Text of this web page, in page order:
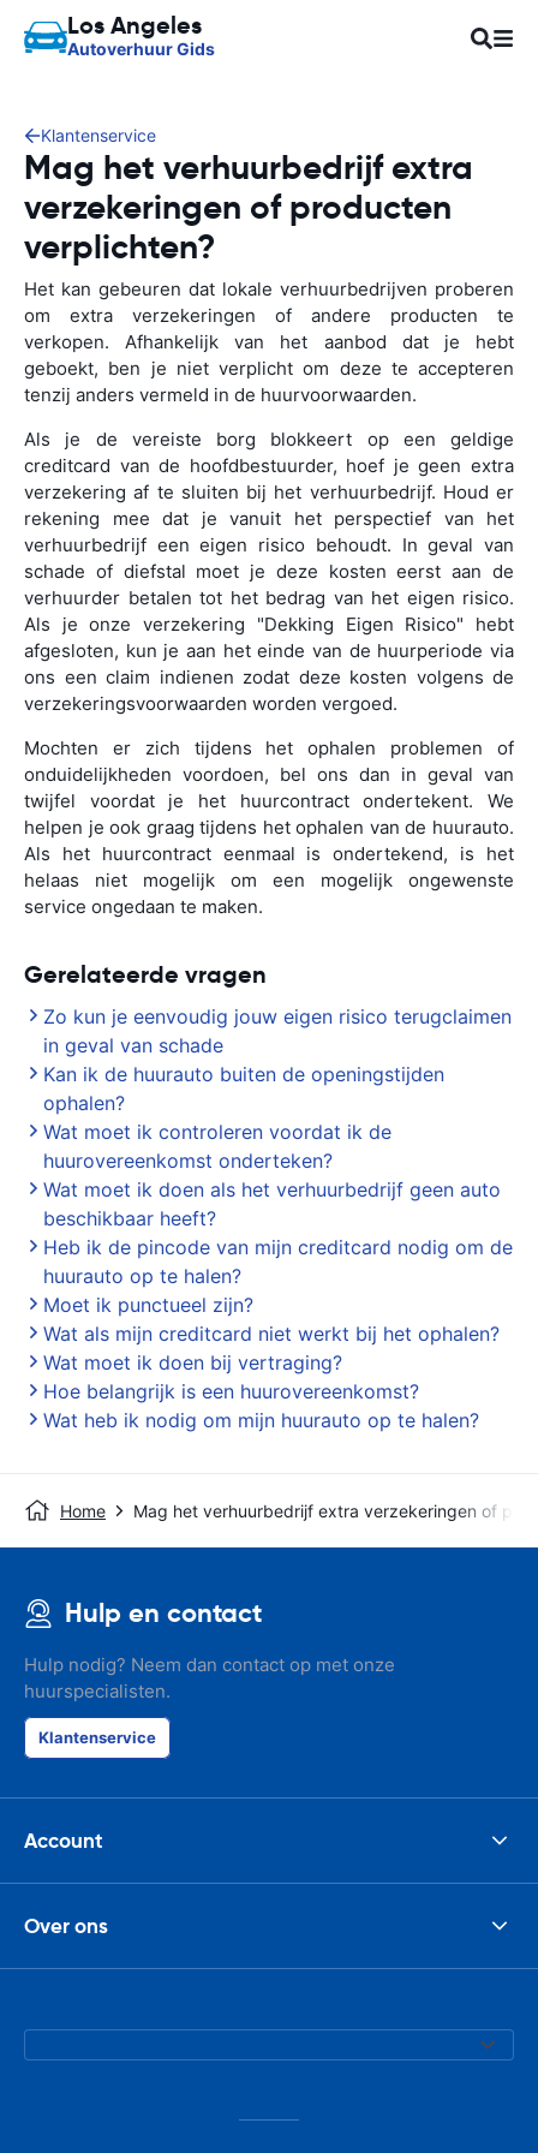
Los Angeles
Autoverhuur Gids
Klantenservice
Mag het verhuurbedrijf extra
verzekeringen of producten
verplichten?
Het kan gebeuren dat lokale verhuurbedrijven proberen
om extra verzekeringen of andere producten te
verkopen. Afhankelijk van het aanbod dat je hebt
geboekt, ben je niet verplicht om deze te accepteren
tenzij anders vermeld in de huurvoorwaarden.
Als je de vereiste borg blokkeert op een geldige
creditcard van de hoofdbestuurder, hoef je geen extra
verzekering af te sluiten bij het verhuurbedrijf. Houd er
rekening mee dat je vanuit het perspectief van het
verhuurbedrijf een eigen risico behoudt. In geval van
schade of diefstal moet je deze kosten eerst aan de
verhuurder betalen tot het bedrag van het eigen risico.
Als je onze verzekering "Dekking Eigen Risico" hebt
afgesloten, kun je aan het einde van de huurperiode via
ons een claim indienen zodat deze kosten volgens de
verzekeringsvoorwaarden worden vergoed.
Mochten er zich tijdens het ophalen problemen of
onduidelijkheden voordoen, bel ons dan in geval van
twijfel voordat je het huurcontract ondertekent. We
helpen je ook graag tijdens het ophalen van de huurauto.
Als het huurcontract eenmaal is ondertekend, is het
helaas niet mogelijk om een mogelijk ongewenste
service ongedaan te maken.
Gerelateerde vragen
Zo kun je eenvoudig jouw eigen risico terugclaimen
in geval van schade
Kan ik de huurauto buiten de openingstijden
ophalen?
Wat moet ik controleren voordat ik de
huurovereenkomst onderteken?
Wat moet ik doen als het verhuurbedrijf geen auto
beschikbaar heeft?
Heb ik de pincode van mijn creditcard nodig om de
huurauto op te halen?
Moet ik punctueel zijn?
Wat als mijn creditcard niet werkt bij het ophalen?
Wat moet ik doen bij vertraging?
Hoe belangrijk is een huurovereenkomst?
Wat heb ik nodig om mijn huurauto op te halen?
Home Mag het verhuurbedrijf extra verzekeringen of
Hulp en contact
Hulp nodig? Neem dan contact op met onze
huurspecialisten.
Klantenservice
Account
Over ons